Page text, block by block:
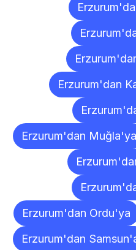
Erzurum'dan
Erzurum'dan Muğla'ya
Erzurum'dan Ordu'ya
Erzurum'dan